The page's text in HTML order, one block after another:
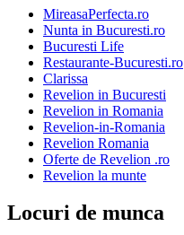
MireasaPerfecta.ro
Nunta in Bucuresti.ro
Bucuresti Life
Restaurante-Bucuresti.ro
Clarissa
Revelion in Bucuresti
Revelion in Romania
Revelion-in-Romania
Revelion Romania
Oferte de Revelion .ro
Revelion la munte
Locuri de munca